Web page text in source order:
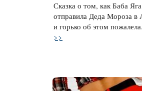
Сказка о том, как Баба Яга
отправила Деда Мороза в
и горько об этом
>>